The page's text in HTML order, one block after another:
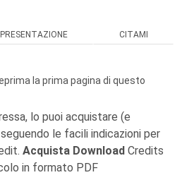
PRESENTAZIONE CITAMI
la prima pagina di questo
lo puoi acquistare (e
le facili indicazioni per
Acquista Download Credits
in formato PDF